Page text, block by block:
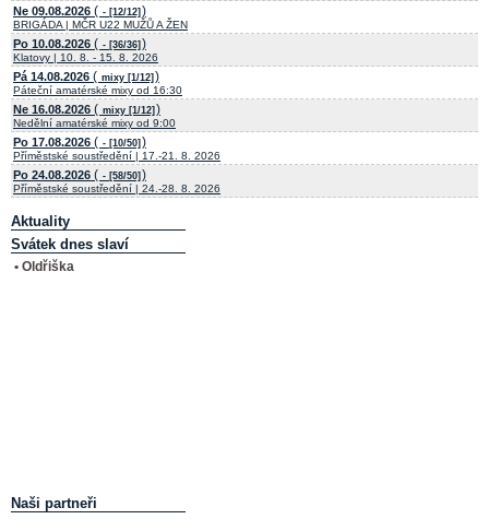
Ne 09.08.2026 ( - [12/12] )
BRIGÁDA | MČR U22 MUŽŮ A ŽEN
Po 10.08.2026 ( - [36/36] )
Klatovy | 10. 8. - 15. 8. 2026
Pá 14.08.2026 ( mixy [1/12] )
Páteční amatérské mixy od 16:30
Ne 16.08.2026 ( mixy [1/12] )
Nedělní amatérské mixy od 9:00
Po 17.08.2026 ( - [10/50] )
Příměstské soustředění | 17.-21. 8. 2026
Po 24.08.2026 ( - [58/50] )
Příměstské soustředění | 24.-28. 8. 2026
Aktuality
Svátek dnes slaví
• Oldřiška
Naši partneři